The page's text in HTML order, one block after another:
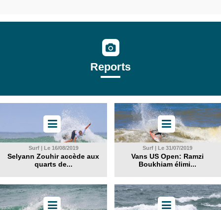
Reports
Surf | Le 16/08/2019
Selyann Zouhir accède aux
quarts de...
Surf | Le 31/07/2019
Vans US Open: Ramzi
Boukhiam élimi...